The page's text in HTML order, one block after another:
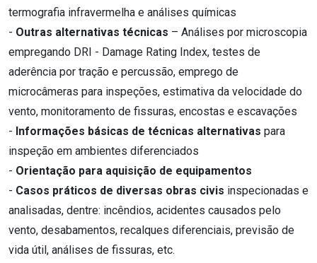
termografia infravermelha e análises químicas
- Outras alternativas técnicas – Análises por microscopia
empregando DRI - Damage Rating Index, testes de
aderência por tração e percussão, emprego de
microcâmeras para inspeções, estimativa da velocidade do
vento, monitoramento de fissuras, encostas e escavações
- Informações básicas de técnicas alternativas para
inspeção em ambientes diferenciados
- Orientação para aquisição de equipamentos
- Casos práticos de diversas obras civis inspecionadas e
analisadas, dentre: incêndios, acidentes causados pelo
vento, desabamentos, recalques diferenciais, previsão de
vida útil, análises de fissuras, etc.